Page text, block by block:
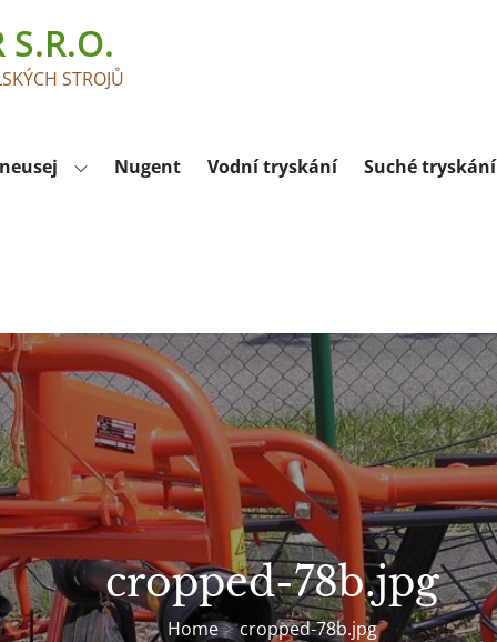
S.R.O.
STROJŮ
Nugent Vodní tryskání Suché tryskání
cropped-78b.jpg
Home cropped-78b.jpg